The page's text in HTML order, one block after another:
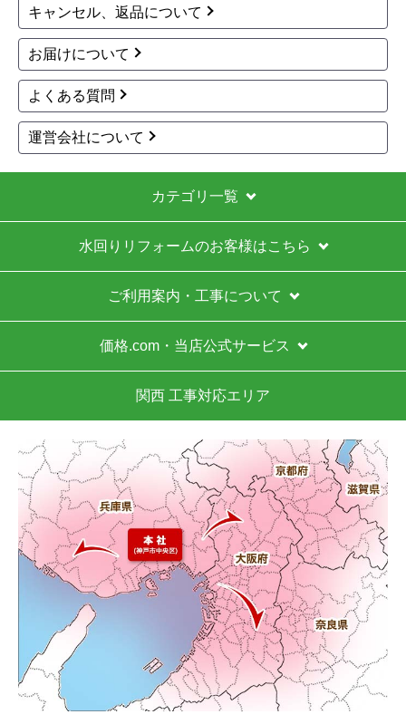
キャンセル、返品について
お届けについて
よくある質問
運営会社について
カテゴリ一覧
水回りリフォームのお客様はこちら
ご利用案内・工事について
価格.com・当店公式サービス
関西 工事対応エリア